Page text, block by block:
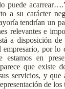
puede
a su carácter
tendrían un
relevantes e
a disposición
por
estamos en
que existe
servicios, y
de